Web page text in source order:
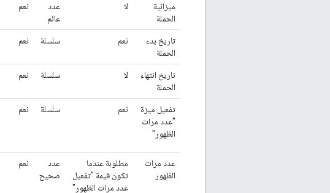
ميزانية
الحملة
لا
عدد
عائم
نعم
تاريخ بدء
الحملة
نعم سلسلة نعم
تاريخ انتهاء
الحملة
لا سلسلة نعم
تفعيل ميزة
"عدد مرات
الظهور"
نعم سلسلة نعم
عدد مرات
الظهور
مطلوبة عندما
تكون قيمة "تفعيل
عدد مرات الظهور"
عدد
صحيح
نعم